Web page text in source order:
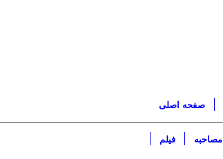
صفحه اصلی
فیلم مصاحبه